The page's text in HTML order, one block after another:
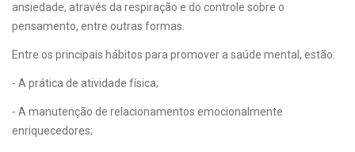
ansiedade, através da respiração e do controle sobre o
pensamento, entre outras formas.
Entre os principais hábitos para promover a saúde mental, estão:
- A prática de atividade física;
- A manutenção de relacionamentos emocionalmente
enriquecedores;